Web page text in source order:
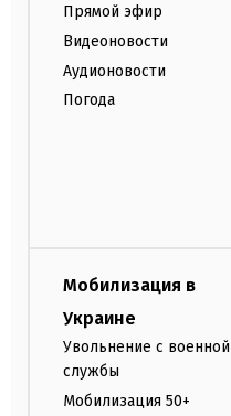
Прямой эфир
Видеоновости
Аудионовости
Погода
Мобилизация в
Украине
Увольнение с военной
службы
Мобилизация 50+